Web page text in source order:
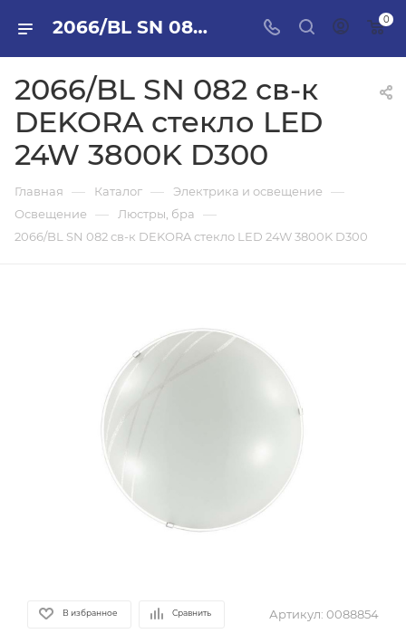
2066/BL SN 082 св-к DEKORA стекло LED 24W 3800K D300 в ПИЛОН — купить стройматериалы в интернет-магазине ПИЛОН с доставкой оптом и в розницу 0
2066/BL SN 082 св-к
DEKORA стекло LED
24W 3800K D300
Главная — Каталог — Электрика и освещение —
Освещение — Люстры, бра —
2066/BL SN 082 св-к DEKORA стекло LED 24W 3800K D300
В избранное Сравнить Артикул: 0088854